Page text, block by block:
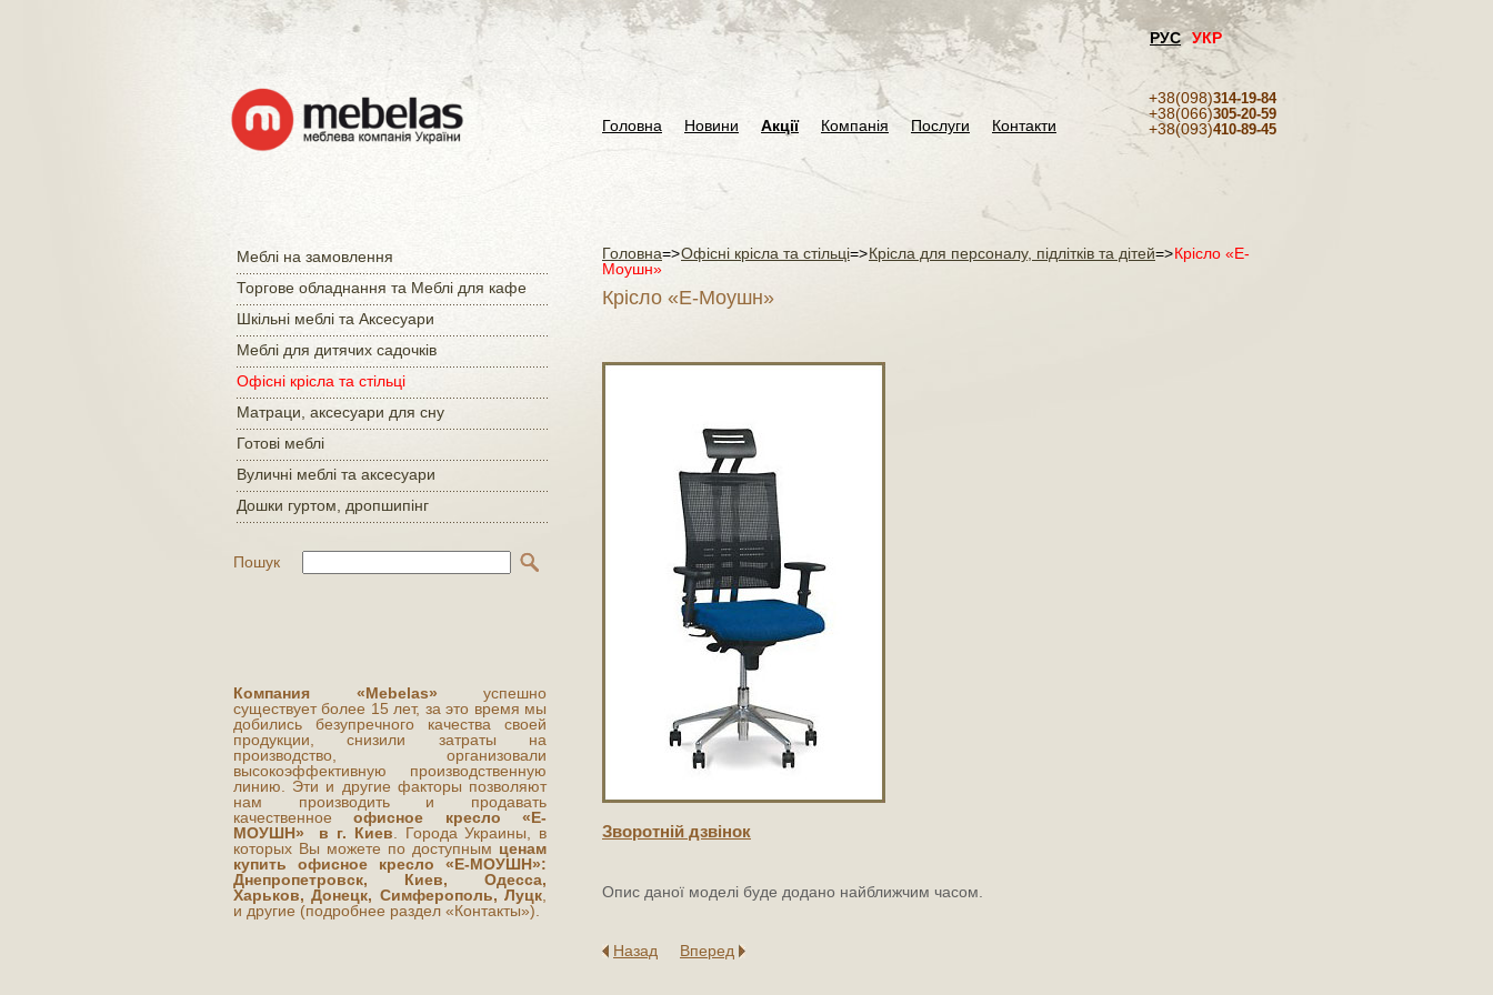
РУС УКР
Головна Новини Акції Компанія Послуги Контакти
+38(098)314-19-84
+38(066)305-20-59
+38(093)410-89-45
Меблі на замовлення
Торгове обладнання та Меблі для кафе
Шкільні меблі та Аксесуари
Меблі для дитячих садочків
Офісні крісла та стільці
Матраци, аксесуари для сну
Готові меблі
Вуличні меблі та аксесуари
Дошки гуртом, дропшипінг
Пошук
Компания «Mebelas» успешно
существует более 15 лет, за это время мы
добились безупречного качества своей
продукции, снизили затраты на
производство, организовали
высокоэффективную производственную
линию. Эти и другие факторы позволяют
нам производить и продавать
качественноеофисное кресло «Е-
МОУШН» в г. Киев . Города Украины, в
которых Вы можете по доступным ценам
купить офисное кресло «Е-МОУШН»:
Днепропетровск, Киев, Одесса,
Харьков, Донецк, Симферополь, Луцк
и другие (подробнее раздел «Контакты»).
Головна=>Офісні крісла та стільці=>Крісла для персоналу, підлітків та дітей=>Крісло «Е-
Моушн»
Крісло «Е-Моушн»
Зворотнiй дзвiнок
Опис даної моделі буде додано найближчим часом.
Назад Вперед